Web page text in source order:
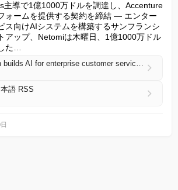
主導で1億1000万ドルを調達し、Accenture
ォームを提供する契約を締結 — エンター
ス向けAIシステムを構築するサンフランシ
アップ、Netomiは木曜日、1億1000万ドル
た…
Netomi, which builds AI for enterprise customer service, raised $110M led by Accenture Ventures and signs a deal to bring its platform to Accenture clients (Michael Nuñez/VentureBeat)
語 RSS